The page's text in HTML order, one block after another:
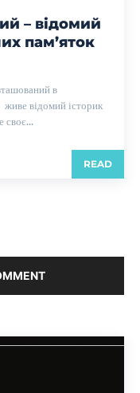
– відомий
пам’яток
в
відомий історик
своє...
READ